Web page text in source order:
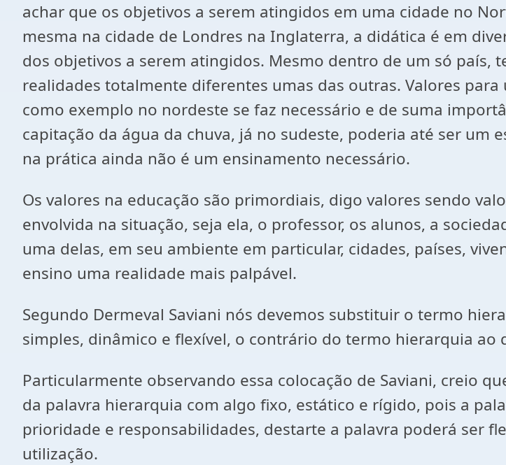
achar que os objetivos a serem atingidos em uma cidade no
mesma na cidade de Londres na Inglaterra, a didática é em
dos objetivos a serem atingidos. Mesmo dentro de um só país,
realidades totalmente diferentes umas das outras. Valores
como exemplo no nordeste se faz necessário e de suma
capitação da água da chuva, já no sudeste, poderia até ser
na prática ainda não é um ensinamento necessário.
Os valores na educação são primordiais, digo valores sendo
envolvida na situação, seja ela, o professor, os alunos, a
uma delas, em seu ambiente em particular, cidades, países,
ensino uma realidade mais palpável.
Segundo Dermeval Saviani nós devemos substituir o termo
simples, dinâmico e flexível, o contrário do termo hierarquia
Particularmente observando essa colocação de Saviani, creio
da palavra hierarquia com algo fixo, estático e rígido, pois a
prioridade e responsabilidades, destarte a palavra poderá ser
utilização.